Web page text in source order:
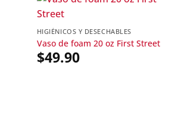
HIGIÉNICOS Y DESECHABLES
Vaso de foam 20 oz First Street
$49.90